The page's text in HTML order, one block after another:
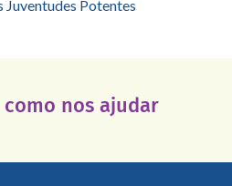
Juventudes Potentes
nos ajudar